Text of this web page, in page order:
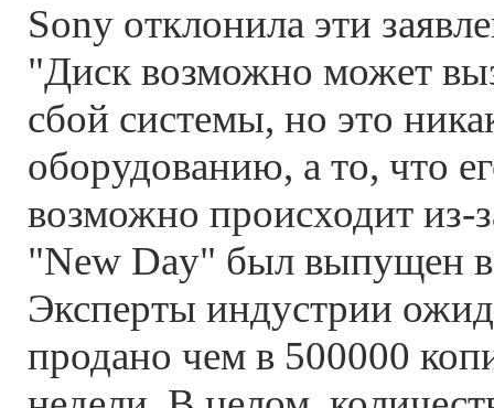
Sony отклонила эти
"Диск возможно может
сбой системы, но это
оборудованию, а то, что
возможно происходит из-
"New Day" был выпущен
Эксперты индустрии
продано чем в 500000